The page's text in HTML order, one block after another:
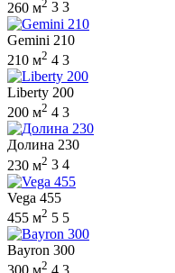
260 м
3 3
Gemini 210
210 м2 4 3
Liberty 200
200 м2 4 3
Долина 230
230 м2 3 4
Vega 455
455 м2 5 5
Bayron 300
2